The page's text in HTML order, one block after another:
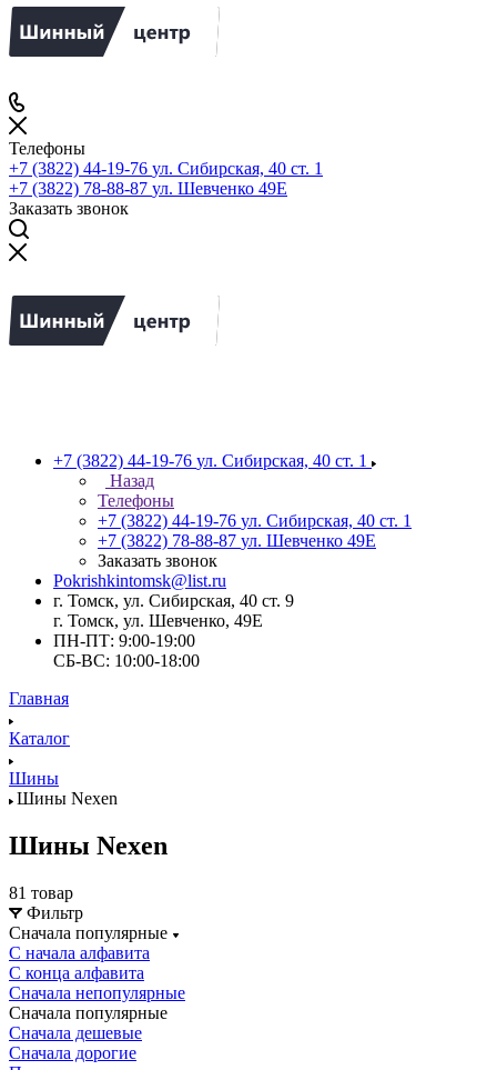
Телефоны
+7 (3822) 44-19-76 ул. Сибирская, 40 ст. 1
+7 (3822) 78-88-87 ул. Шевченко 49Е
Заказать звонок
+7 (3822) 44-19-76 ул. Сибирская, 40 ст. 1
Назад
Телефоны
+7 (3822) 44-19-76 ул. Сибирская, 40 ст. 1
+7 (3822) 78-88-87 ул. Шевченко 49Е
Заказать звонок
Pokrishkintomsk@list.ru
г. Томск, ул. Сибирская, 40 ст. 9
г. Томск, ул. Шевченко, 49Е
ПН-ПТ: 9:00-19:00
СБ-ВС: 10:00-18:00
Главная
Каталог
Шины
Шины Nexen
Шины Nexen
81 товар
Фильтр
Сначала популярные
С начала алфавита
С конца алфавита
Сначала непопулярные
Сначала популярные
Сначала дешевые
Сначала дорогие